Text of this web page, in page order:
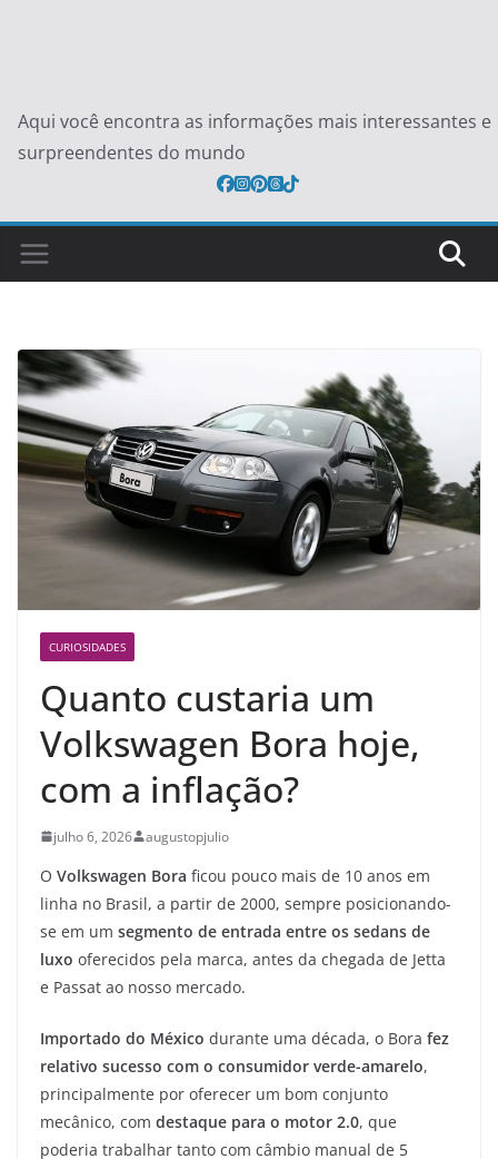
Aqui você encontra as informações mais interessantes e
surpreendentes do mundo
CURIOSIDADES
Quanto custaria um
Volkswagen Bora hoje,
com a inflação?
julho 6, 2026 augustopjulio
O Volkswagen Bora ficou pouco mais de 10 anos em
linha no Brasil, a partir de 2000, sempre posicionando-
se em um segmento de entrada entre os sedans de
luxo oferecidos pela marca, antes da chegada de Jetta
e Passat ao nosso mercado.
Importado do México durante uma década, o Bora fez
relativo sucesso com o consumidor verde-amarelo,
principalmente por oferecer um bom conjunto
mecânico, com destaque para o motor 2.0, que
poderia trabalhar tanto com câmbio manual de 5